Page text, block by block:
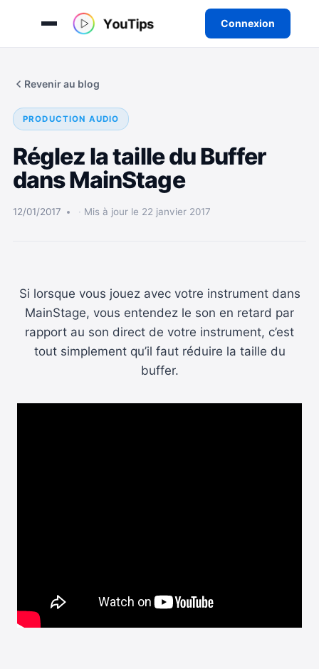
Connexion
Revenir au blog
PRODUCTION AUDIO
Réglez la taille du Buffer
dans MainStage
12/01/2017 Mis à jour le 22 janvier 2017
Si lorsque vous jouez avec votre instrument dans
MainStage, vous entendez le son en retard par
rapport au son direct de votre instrument, c’est
tout simplement qu’il faut réduire la taille du
buffer.